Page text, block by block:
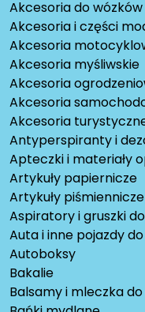
Akcesoria do wózków
Akcesoria i części
Akcesoria
Akcesoria myśliwskie
Akcesoria
Akcesoria
Akcesoria
Antyperspiranty i
Apteczki i materiały
Artykuły papiernicze
Artykuły piśmiennicze
Aspiratory i gruszki
Auta i inne pojazdy
Autoboksy
Bakalie
Balsamy i mleczka do